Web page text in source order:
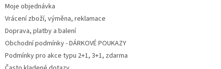
Moje objednávka
Vrácení zboží, výměna, reklamace
Doprava, platby a balení
Obchodní podmínky - DÁRKOVÉ POUKAZY
Podmínky pro akce typu 2+1, 3+1, zdarma